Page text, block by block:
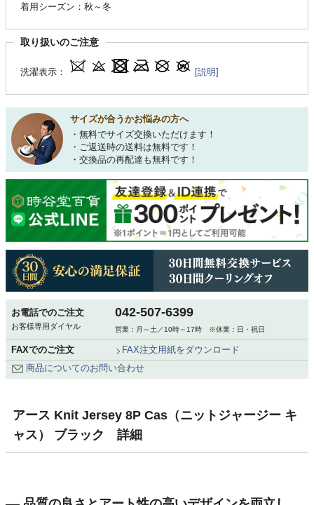
着用シーズン：秋～冬
取り扱いのご注意
洗濯表示： [説明]
サイズが合うかお悩みの方へ
・無料でサイズ交換いただけます！
・ご返送時の送料は無料です！
・交換品の再配達も無料です！
お電話でのご注文
お客様専用ダイヤル
042-507-6399
営業：月～土／10時～17時 ※休業：日・祝日
FAXでのご注文
FAX注文用紙をダウンロード
商品についてのお問い合わせ
アース Knit Jersey 8P Cas（ニットジャージー キ
ャス） ブラック 詳細